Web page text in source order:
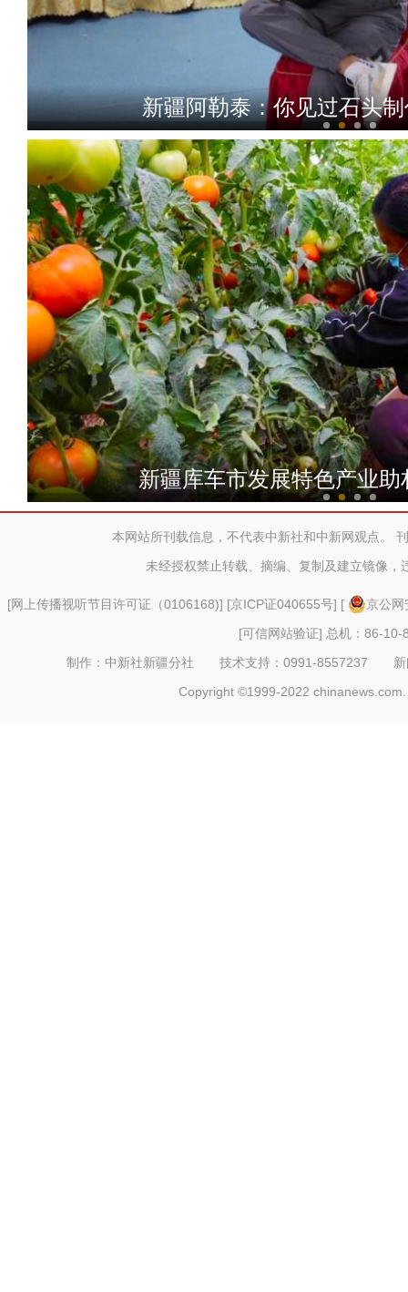
2022年前7个月阿拉山口口岸
唱黄梅戏、练武术 特色社
新疆库车市发展特色产业助
航拍新疆喀什湿地风光 草滩
本网站所刊载信息，不代表中新社和中新网观点。
未经授权禁止转载、摘编、复制及建立镜像，
[网上传播视听节目许可证（0106168)] [京ICP证040655号] [
京公
[可信网站验证] 总机：86-10-
制作：中新社新疆分社 技术支持：0991-8557237
Copyright ©1999-2022